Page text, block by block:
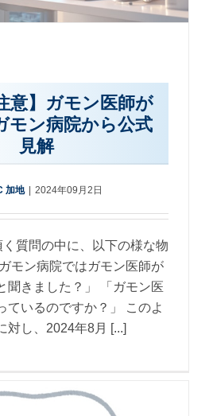
意】ガモン医師が
モン病院から公式
見解
加地 | 2024年09月2日
質問の中に、以下の様な物
モン病院ではガモン医師が
聞きました？」 「ガモン医
ているのですか？」 このよ
対し、2024年8月 [...]